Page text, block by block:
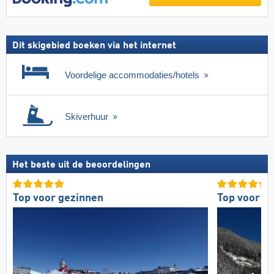
Dit skigebied boeken via het internet
Voordelige accommodaties/hotels
Skiverhuur
Het beste uit de beoordelingen
Top voor gezinnen Top voor